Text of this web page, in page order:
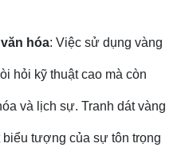
hóa: Việc sử dụng vàng
hỏi kỹ thuật cao mà còn
và lịch sự. Tranh dát vàng
tượng của sự tôn trọng